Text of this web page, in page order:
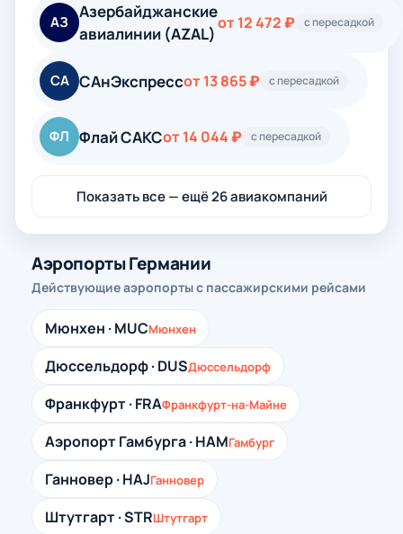
АЗ
Азербайджанские
авиалинии (AZAL)
от 12 472 ₽ с пересадкой
СА САнЭкспрессот 13 865 ₽ с пересадкой
ФЛ Флай САКСот 14 044 ₽ с пересадкой
Показать все — ещё 26 авиакомпаний
Аэропорты Германии
Действующие аэропорты с пассажирскими рейсами
Мюнхен · MUCМюнхен
Дюссельдорф · DUSДюссельдорф
Франкфурт · FRAФранкфурт-на-Майне
Аэропорт Гамбурга · HAMГамбург
Ганновер · HAJГанновер
Штутгарт · STRШтутгарт